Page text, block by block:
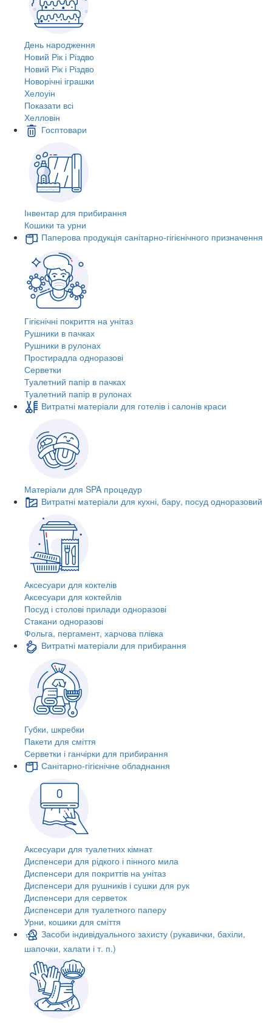
День народження
Новий Рік і Різдво
Новий Рік і Різдво
Новорічні іграшки
Хелоуін
Показати всі
Хелловін
Госптовари
Інвентар для прибирання
Кошики та урни
Паперова продукція санітарно-гігієнічного призначення
Гігієнічні покриття на унітаз
Рушники в пачках
Рушники в рулонах
Простирадла одноразові
Серветки
Туалетний папір в пачках
Туалетний папір в рулонах
Витратні матеріали для готелів і салонів краси
Матеріали для SPA процедур
Витратні матеріали для кухні, бару, посуд одноразовий
Аксесуари для коктелів
Аксесуари для коктейлів
Посуд і столові прилади одноразові
Стакани одноразові
Фольга, пергамент, харчова плівка
Витратні матеріали для прибирання
Губки, шкребки
Пакети для сміття
Серветки і ганчірки для прибирання
Санітарно-гігієнічне обладнання
Аксесуари для туалетних кімнат
Диспенсери для рідкого і пінного мила
Диспенсери для покриттів на унітаз
Диспенсери для рушників і сушки для рук
Диспенсери для серветок
Диспенсери для туалетного паперу
Урни, кошики для сміття
Засоби індивідуального захисту (рукавички, бахіли,
шапочки, халати і т. п.)